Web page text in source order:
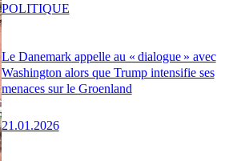
Le Danemark appelle au « dialogue » avec
Washington alors que Trump intensifie ses
menaces sur le Groenland
21.01.2026
POLITIQUE